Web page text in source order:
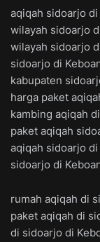
aqiqah sidoarjo
wilayah sidoarjo
wilayah sidoarjo
sidoarjo di
kabupaten
harga paket
kambing aqiqah
paket aqiqah
aqiqah sidoarjo
sidoarjo di
rumah aqiqah di
paket aqiqah di
di sidoarjo di